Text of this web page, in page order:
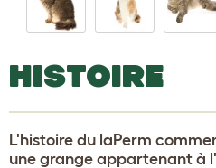
HISTOIRE
L'histoire du laPerm
une grange appartenant à